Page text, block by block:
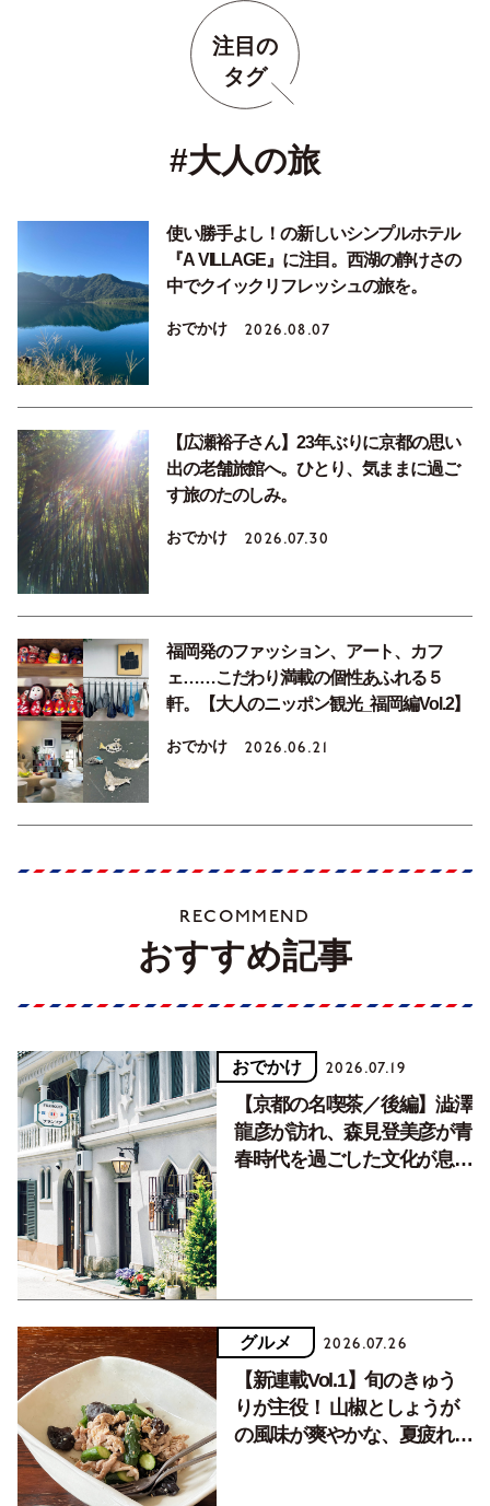
注目の
タグ
#大人の旅
使い勝手よし！の新しいシンプルホテル
『A VILLAGE』に注目。西湖の静けさの
中でクイックリフレッシュの旅を。
おでかけ 2026.08.07
【広瀬裕子さん】23年ぶりに京都の思い
出の老舗旅館へ。ひとり、気ままに過ご
す旅のたのしみ。
おでかけ 2026.07.30
福岡発のファッション、アート、カフ
ェ……こだわり満載の個性あふれる５
軒。【大人のニッポン観光_福岡編Vol.2】
おでかけ 2026.06.21
RECOMMEND
おすすめ記事
おでかけ 2026.07.19
【京都の名喫茶／後編】澁澤
龍彦が訪れ、森見登美彦が青
春時代を過ごした文化が息づ
グルメ 2026.07.26
【新連載Vol.1】旬のきゅう
りが主役！ 山椒としょうが
の風味が爽やかな、夏疲れを